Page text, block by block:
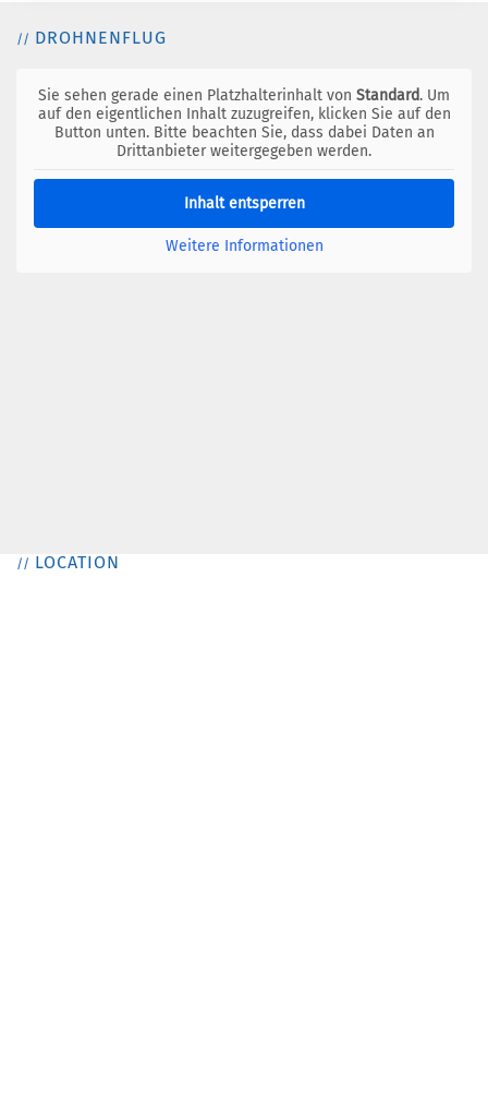
DROHNENFLUG
Sie sehen gerade einen Platzhalterinhalt von Standard. Um
auf den eigentlichen Inhalt zuzugreifen, klicken Sie auf den
Button unten. Bitte beachten Sie, dass dabei Daten an
Drittanbieter weitergegeben werden.
Inhalt entsperren
Weitere Informationen
LOCATION